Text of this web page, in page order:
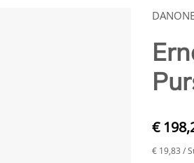
€
€ 19,83 /